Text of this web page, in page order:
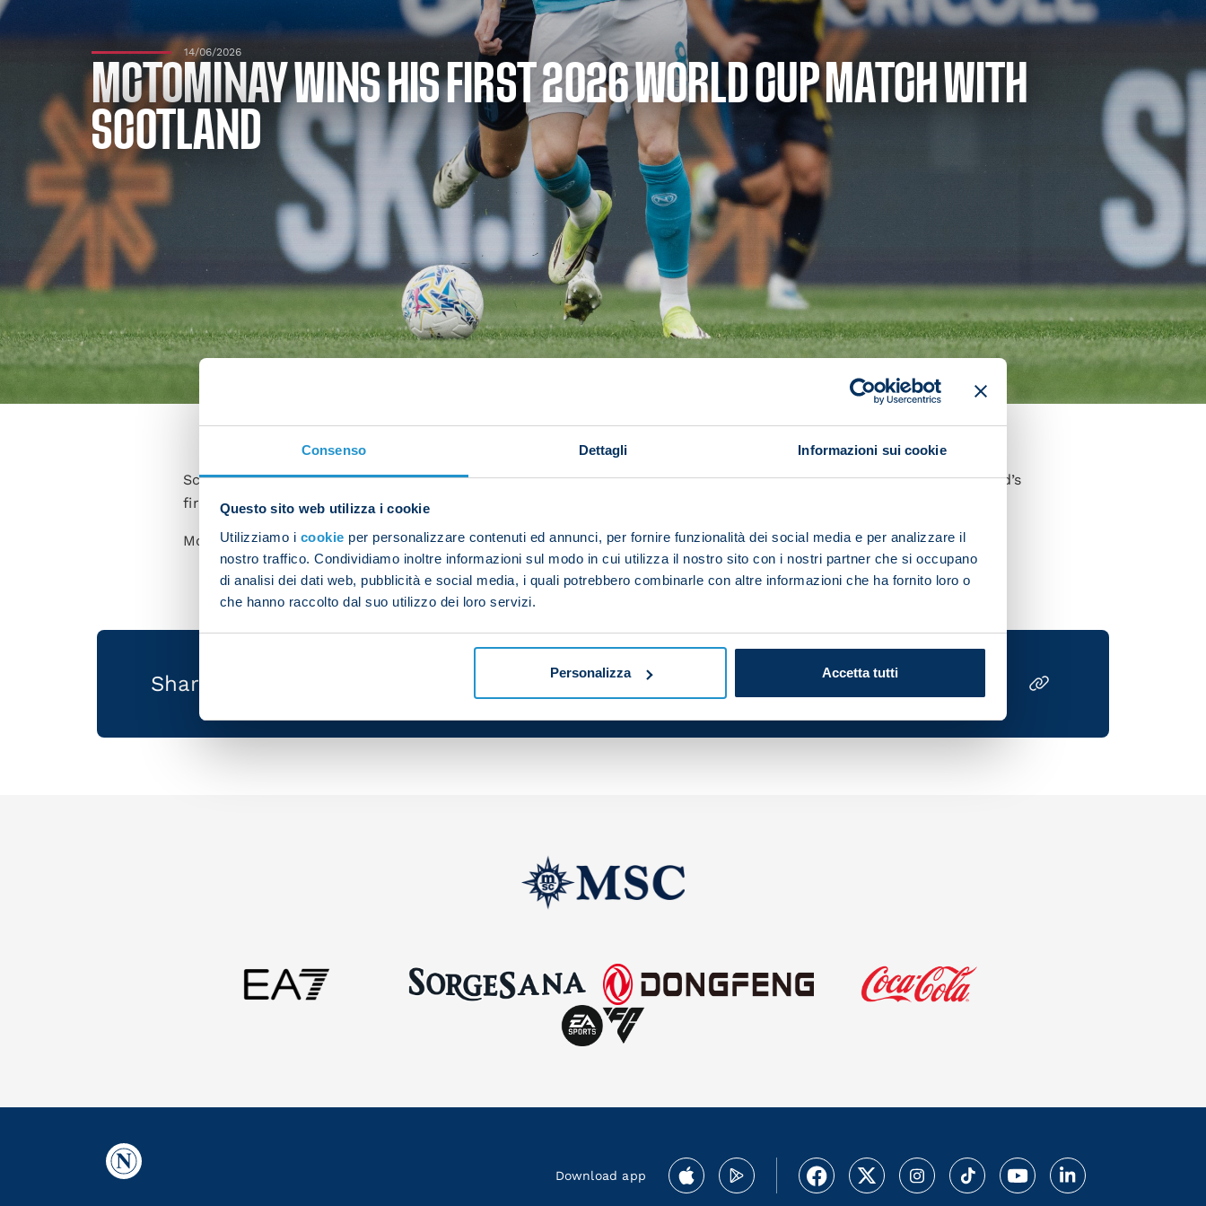
Consenso Dettagli Informazioni sui cookie
Questo sito web utilizza i cookie
Utilizziamo i cookie per personalizzare contenuti ed annunci, per fornire funzionalità dei social media e per analizzare il
nostro traffico. Condividiamo inoltre informazioni sul modo in cui utilizza il nostro sito con i nostri partner che si occupano
di analisi dei dati web, pubblicità e social media, i quali potrebbero combinarle con altre informazioni che ha fornito loro o
che hanno raccolto dal suo utilizzo dei loro servizi.
Personalizza Accetta tutti
14/06/2026
MCTOMINAY WINS HIS FIRST 2026 WORLD CUP MATCH WITH
SCOTLAND
Scott McTominay made his debut for the national team on Sunday. The Napoli midfielder was in action in Scotland’s
first World Cup match against Haiti in Group C, which they won 1-0.
McTominay played the whole 90 minutes.
Share the article with your friends and support the team
Download app